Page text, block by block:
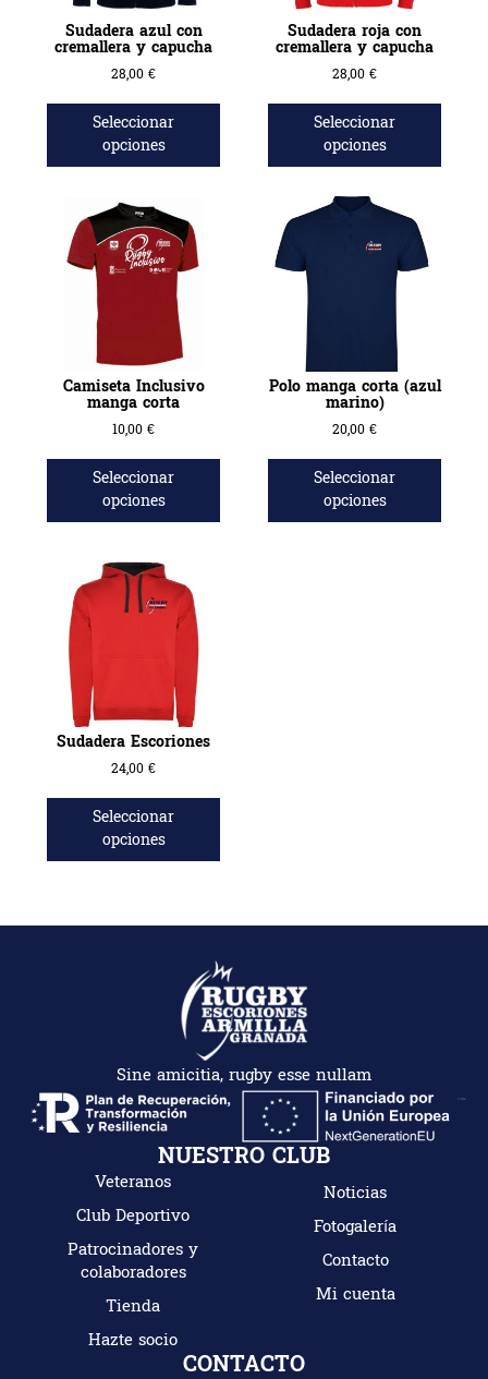
Sudadera azul con
cremallera y capucha
28,00 €
Seleccionar
opciones
Sudadera roja con
cremallera y capucha
28,00 €
Seleccionar
opciones
Camiseta Inclusivo
manga corta
10,00 €
Seleccionar
opciones
Polo manga corta (azul
marino)
20,00 €
Seleccionar
opciones
Sudadera Escoriones
24,00 €
Seleccionar
opciones
Sine amicitia, rugby esse nullam
NUESTRO CLUB
Veteranos
Club Deportivo
Patrocinadores y
colaboradores
Tienda
Hazte socio
Noticias
Fotogalería
Contacto
Mi cuenta
CONTACTO